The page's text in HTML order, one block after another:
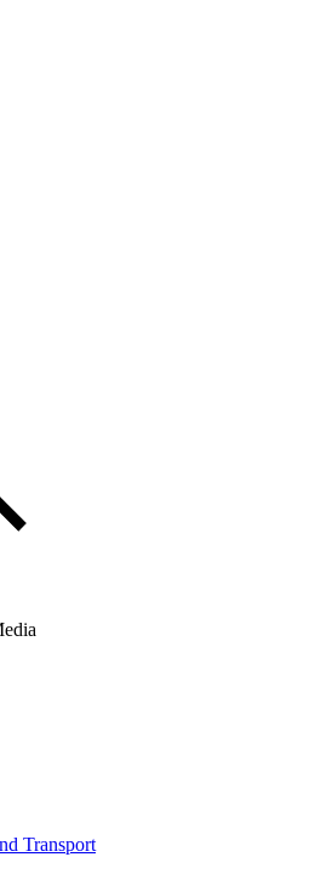
Transport